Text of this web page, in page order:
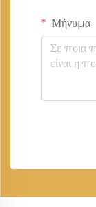
Μήνυμα